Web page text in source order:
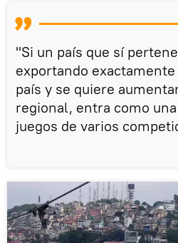
"Si un país que sí
exportando
país y se quiere
regional, entra como
juegos de varios